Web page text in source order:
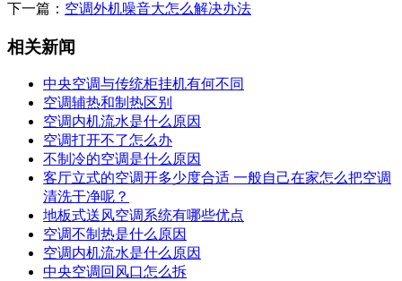
下一篇： 空调外机噪音大怎么解决办法
相关新闻
中央空调与传统柜挂机有何不同
空调辅热和制热区别
空调内机流水是什么原因
空调打开不了怎么办
不制冷的空调是什么原因
客厅立式的空调开多少度合适 一般自己在家怎么把空调
清洗干净呢？
地板式送风空调系统有哪些优点
空调不制热是什么原因
空调内机流水是什么原因
中央空调回风口怎么拆